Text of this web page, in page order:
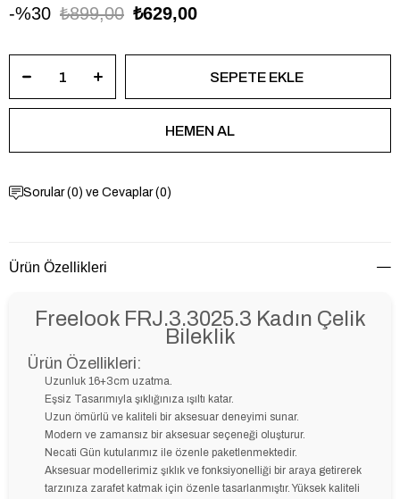
30 ₺899,00 ₺629,00
Sorular (0) ve Cevaplar (0)
Ürün Özellikleri
Freelook FRJ.3.3025.3 Kadın Çelik
Bileklik
Ürün Özellikleri:
Uzunluk 16+3cm uzatma.
Eşsiz Tasarımıyla şıklığınıza ışıltı katar.
Uzun ömürlü ve kaliteli bir aksesuar deneyimi sunar.
Modern ve zamansız bir aksesuar seçeneği oluşturur.
Necati Gün kutularımız ile özenle paketlenmektedir.
Aksesuar modellerimiz şıklık ve fonksiyonelliği bir araya getirerek
tarzınıza zarafet katmak için özenle tasarlanmıştır. Yüksek kaliteli